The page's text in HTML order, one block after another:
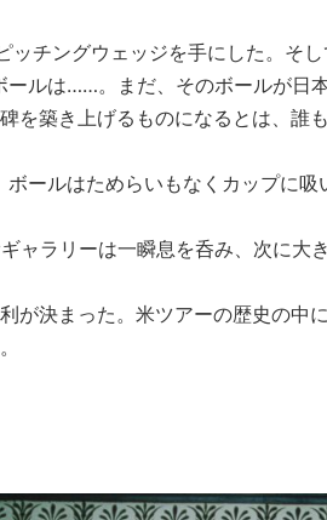
ッチングウェッジを手にした。そ
ールは……。まだ、そのボールが日
を築き上げるものになるとは、誰
ールはためらいもなくカップに吸
ャラリーは一瞬息を呑み、次に大
決まった。米ツアーの歴史の中